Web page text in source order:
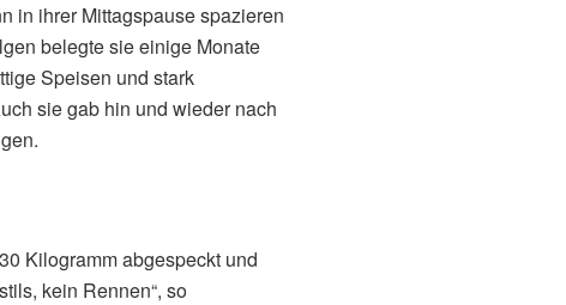
in ihrer Mittagspause spazieren
belegte sie einige Monate
Speisen und stark
sie gab hin und wieder nach
Kilogramm abgespeckt und
kein Rennen“, so